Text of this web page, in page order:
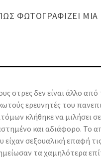
ΦΩΤΟΓΡΑΦΊΖΕΙ ΜΊΑ
στρες δεν είναι άλλο από
ερευνητές του
κλήθηκε να μιλήσει
και αδιάφορο. Το
είχαν σεξουαλική επαφή
τα χαμηλότερα